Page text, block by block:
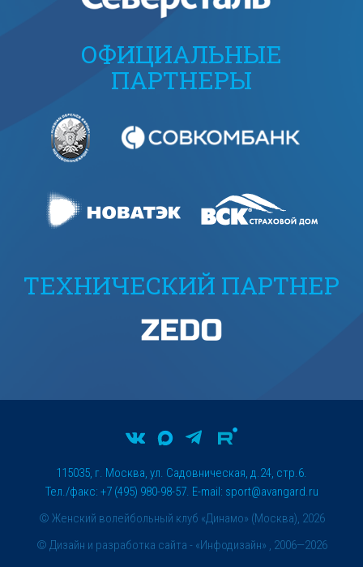
ОФИЦИАЛЬНЫЕ
ПАРТНЕРЫ
ТЕХНИЧЕСКИЙ ПАРТНЕР
© Женский волейбольный клуб «Динамо» (Москва), 2026
115035, г. Москва, ул. Садовническая, д.24, стр.6.
Тел./факс: +7 (495) 980-98-57. E-mail: sport@avangard.ru
© Дизайн и разработка сайта - «Инфодизайн» , 2006—2026